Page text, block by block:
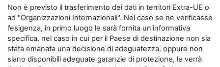
Non è previsto il trasferimento dei dati in territori Extra-UE o
ad "Organizzazioni Internazionali". Nel caso se ne verificasse
l’esigenza, in primo luogo le sarà fornita un'informativa
specifica, nel caso in cui per il Paese di destinazione non sia
stata emanata una decisione di adeguatezza, oppure non
siano disponibili adeguate garanzie di protezione, le verrà